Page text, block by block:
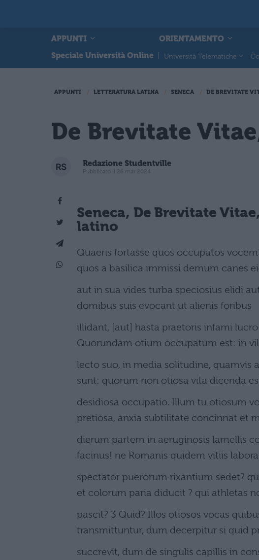
APPUNTI ORIENTAMENTO
Speciale Università Online
Università Telematiche
APPUNTI LETTERATURA LATINA SENECA DE BREVITATE
De Brevitate
Redazione Studentville
Pubblicato il 26 mar 2024
Seneca, De Brevitate
latino
Quaeris fortasse quos occupatos
quos a basilica immissi demum canes
aut in sua vides turba speciosius elidi
domibus suis evocant ut alienis foribus
illidant, [aut] hasta praetoris infami
Quorundam otium occupatum est: in
lecto suo, in media solitudine, quamvis
sunt: quorum non otiosa vita dicenda
desidiosa occupatio. Illum tu otiosum
pretiosa, anxia subtilitate concinnat et
dierum partem in aeruginosis lamellis
facinus! ne Romanis quidem vitiis
spectator puerorum rixantium sedet?
et colorum paria diducit ? qui athletas
pascit? 3 Quid? Illos otiosos vocas
transmittuntur, dum decerpitur si quid
succrevit, dum de singulis capillis in